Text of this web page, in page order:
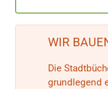
WIR
Die
grundlegend